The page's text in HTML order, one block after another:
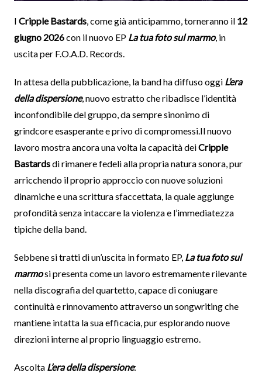
I Cripple Bastards, come già anticipammo, torneranno il 12
giugno 2026con il nuovo EP La tua foto sul marmo, in
uscita per F.O.A.D. Records.
In attesa della pubblicazione, la band ha diffuso oggi L’era
della dispersione, nuovo estratto che ribadisce l’identità
inconfondibile del gruppo, da sempre sinonimo di
grindcore esasperante e privo di compromessi.Il nuovo
lavoro mostra ancora una volta la capacità deiCripple
Bastardsdi rimanere fedeli alla propria natura sonora, pur
arricchendo il proprio approccio con nuove soluzioni
dinamiche e una scrittura sfaccettata, la quale aggiunge
profondità senza intaccare la violenza e l’immediatezza
tipiche della band.
Sebbene si tratti di un’uscita in formato EP, La tua foto sul
marmosi presenta come un lavoro estremamente rilevante
nella discografia del quartetto, capace di coniugare
continuità e rinnovamento attraverso un songwriting che
mantiene intatta la sua efficacia, pur esplorando nuove
direzioni interne al proprio linguaggio estremo.
Ascolta L’era della dispersione: